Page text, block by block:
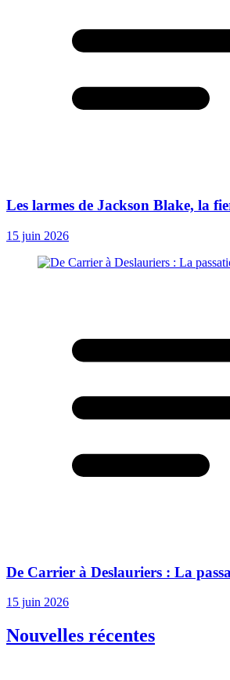
Les larmes de Jackson Blake, la
15 juin 2026
De Carrier à Deslauriers : La
15 juin 2026
Nouvelles récentes